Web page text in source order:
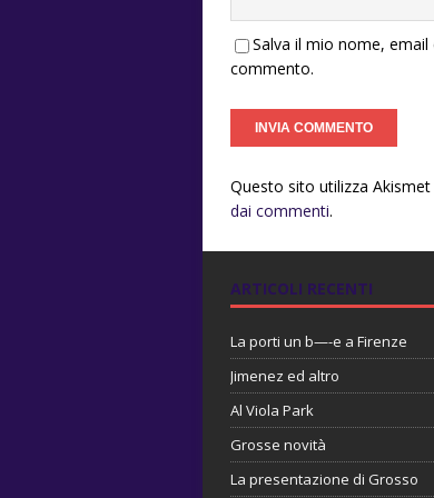
Salva il mio nome,
commento.
Questo sito utilizza
dai commenti.
ARTICOLI RECENTI
La porti un b—-e a Firenze
Jimenez ed altro
Al Viola Park
Grosse novità
La presentazione di Grosso